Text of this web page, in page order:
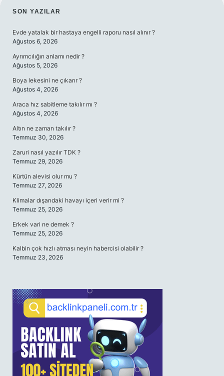
SIDEBAR
SON YAZILAR
Evde yatalak bir hastaya engelli raporu nasıl alınır ?
Ağustos 6, 2026
Ayrımcılığın anlamı nedir ?
Ağustos 5, 2026
Boya lekesini ne çıkarır ?
Ağustos 4, 2026
Araca hız sabitleme takılır mı ?
Ağustos 4, 2026
Altın ne zaman takılır ?
Temmuz 30, 2026
Zaruri nasıl yazılır TDK ?
Temmuz 29, 2026
Kürtün alevisi olur mu ?
Temmuz 27, 2026
Klimalar dışarıdaki havayı içeri verir mi ?
Temmuz 25, 2026
Erkek vari ne demek ?
Temmuz 25, 2026
Kalbin çok hızlı atması neyin habercisi olabilir ?
Temmuz 23, 2026